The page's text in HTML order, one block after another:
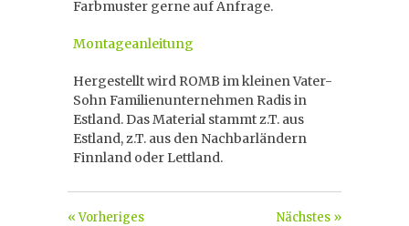
Farbmuster gerne auf Anfrage.
Montageanleitung
Hergestellt wird ROMB im kleinen Vater-
Sohn Familienunternehmen Radis in
Estland. Das Material stammt z.T. aus
Estland, z.T. aus den Nachbarländern
Finnland oder Lettland.
Nächstes »
« Vorheriges